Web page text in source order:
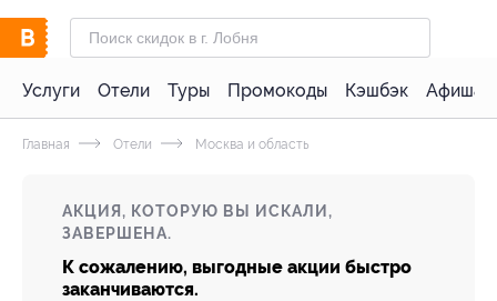
Услуги Отели Туры Промокоды Кэшбэк Афиша
Главная Отели Москва и область
АКЦИЯ, КОТОРУЮ ВЫ ИСКАЛИ,
ЗАВЕРШЕНА.
К сожалению, выгодные акции быстро
заканчиваются.